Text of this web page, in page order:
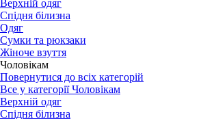
Верхній одяг
Спідня білизна
Одяг
Сумки та рюкзаки
Жіноче взуття
Чоловікам
Повернутися до всіх категорій
Все у категорії Чоловікам
Верхній одяг
Спідня білизна